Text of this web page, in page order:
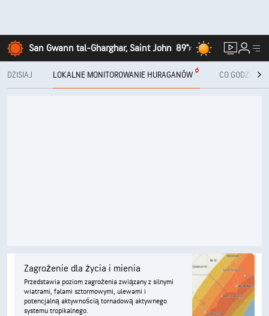
San Gwann tal-Gharghar, Saint John 89°F
DZISIAJ LOKALNE MONITOROWANIE HURAGANÓW CO GODZINĘ
Zagrożenie dla życia i mienia
Przedstawia poziom zagrożenia związany z silnymi
wiatrami, falami sztormowymi, ulewami i
potencjalną aktywnością tornadową aktywnego
systemu tropikalnego.